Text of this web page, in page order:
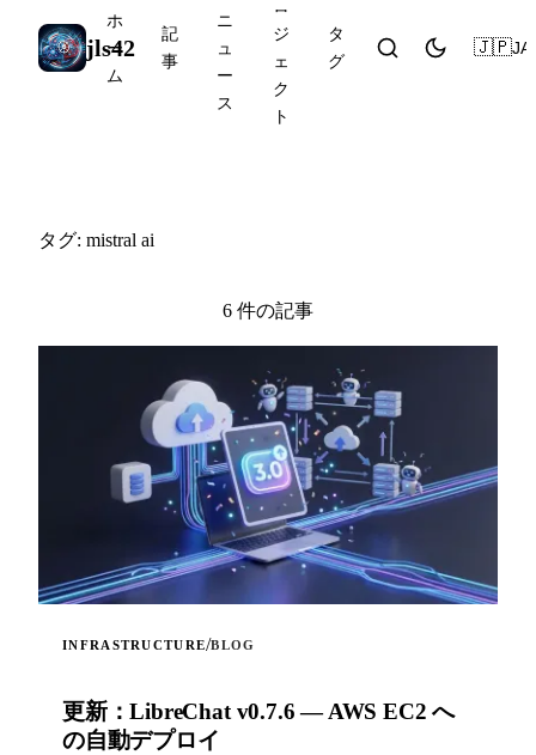
jls42
ホ
ー
ム
記
事
ニ
ュ
ー
ス
ロ
ジ
ェ
ク
ト
タ
グ
🇯🇵JA
タグ: mistral ai
6 件の記事
INFRASTRUCTURE/BLOG
更新：LibreChat v0.7.6 — AWS EC2 へ
の自動デプロイ